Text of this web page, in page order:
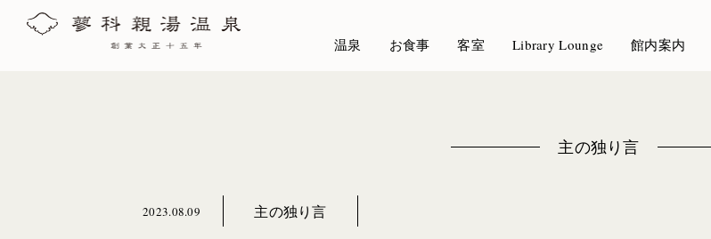
温泉 お食事 客室 Library Lounge 館内案内
主の独り言
2023.08.09 主の独り言